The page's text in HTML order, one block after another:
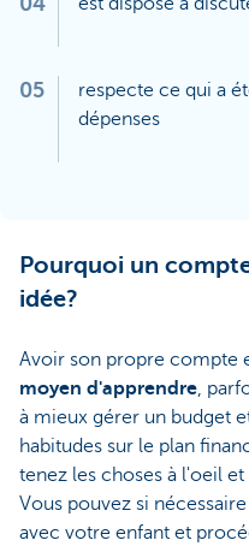
05
respecte ce qui a
dépenses
Pourquoi un
idée?
Avoir son propre compte
moyen d'apprendre,
à mieux gérer un budget
habitudes sur le plan
tenez les choses à l'oeil
Vous pouvez si
avec votre enfant et